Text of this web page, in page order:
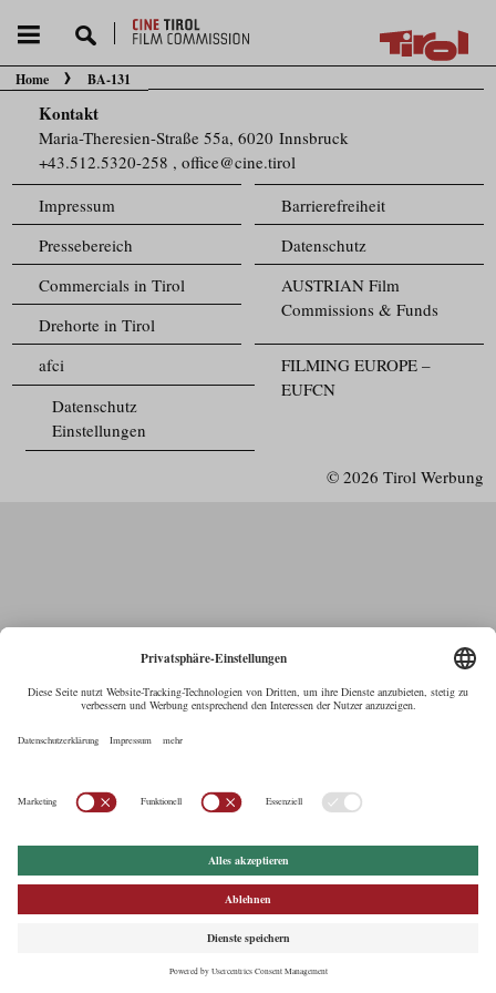
Sie befinden sich hier:
Home BA-131
Kontakt
Maria-Theresien-Straße 55a, 6020 Innsbruck
+43.512.5320-258 ,office@cine.tirol
Impressum
Barrierefreiheit
Pressebereich
Datenschutz
Commercials in Tirol
AUSTRIAN Film
Commissions & Funds
Drehorte in Tirol
FILMING EUROPE –
EUFCN
afci
Datenschutz
Einstellungen
© 2026 Tirol Werbung